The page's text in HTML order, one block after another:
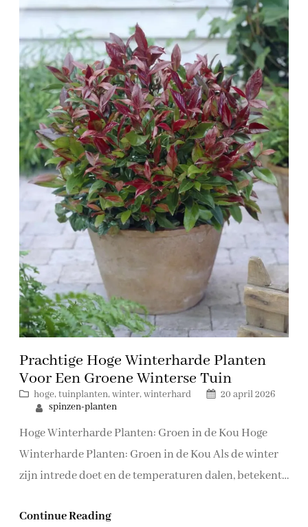
Prachtige Hoge Winterharde Planten
Voor Een Groene Winterse Tuin
hoge, tuinplanten, winter, winterhard
20 april 2026
spinzen-planten
Hoge Winterharde Planten: Groen in de Kou Hoge
Winterharde Planten: Groen in de Kou Als de winter
zijn intrede doet en de temperaturen dalen, betekent
Hoge winterharde planten zijn de perfecte keuze om
Continue Reading